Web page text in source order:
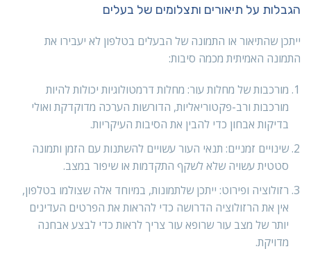
הגבלות על תיאורים ותצלומים של בעלים
ייתכן שהתיאור או התמונה של הבעלים בטלפון לא יעבירו את
התמונה האמיתית מכמה סיבות:
מורכבות של מחלות עור: מחלות דרמטולוגיות יכולות להיות
מורכבות ורב-פקטוריאליות, הדורשות הערכה מדוקדקת ואולי
בדיקות אבחון כדי להבין את הסיבות העיקריות.
שינויים זמניים: תנאי העור עשויים להשתנות עם הזמן ותמונה
סטטית עשויה שלא לשקף התקדמות או שיפור במצב.
רזולוציה ופירוט: ייתכן שלתמונות, במיוחד אלה שצולמו בטלפון,
אין את הרזולוציה הדרושה כדי להראות את הפרטים העדינים
יותר של מצב עור שרופא עור צריך לראות כדי לבצע אבחנה
מדויקת.